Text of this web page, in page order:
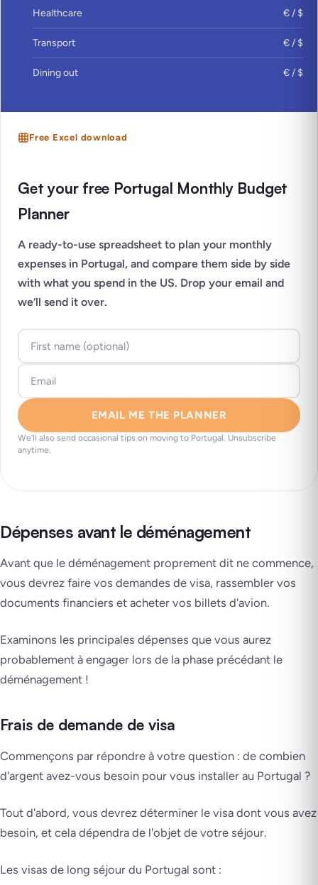
Healthcare € / $
Transport € / $
Dining out € / $
Free Excel download
Get your free Portugal Monthly Budget
Planner
A ready-to-use spreadsheet to plan your monthly
expenses in Portugal, and compare them side by side
with what you spend in the US. Drop your email and
we’ll send it over.
EMAIL ME THE PLANNER
We’ll also send occasional tips on moving to Portugal. Unsubscribe
anytime.
Dépenses avant le déménagement
Avant que le déménagement proprement dit ne commence,
vous devrez faire vos demandes de visa, rassembler vos
documents financiers et acheter vos billets d'avion.
Examinons les principales dépenses que vous aurez
probablement à engager lors de la phase précédant le
déménagement !
Frais de demande de visa
Commençons par répondre à votre question : de combien
d'argent avez-vous besoin pour vous installer au Portugal ?
Tout d'abord, vous devrez déterminer le visa dont vous avez
besoin, et cela dépendra de l'objet de votre séjour.
Les visas de long séjour du Portugal sont :